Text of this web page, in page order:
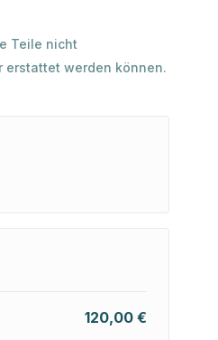
Teile nicht
erstattet werden können.
120,00 €